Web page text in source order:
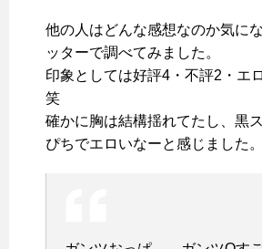
他の人はどんな感想なのか気に
ッターで調べてみました。
印象としては好評4・不評2・エ
笑
確かに胸は結構揺れてたし、黒
ぴちでエロいなーと感じました。